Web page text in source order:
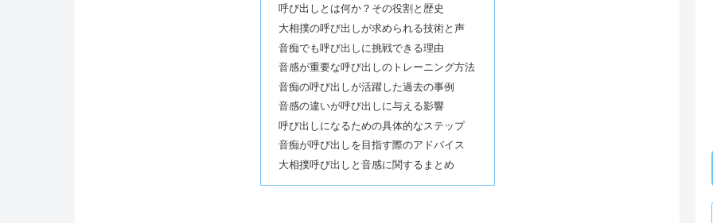
呼び出しとは何か？その役割と歴史
大相撲の呼び出しが求められる技術と声
音痴でも呼び出しに挑戦できる理由
音感が重要な呼び出しのトレーニング方法
音痴の呼び出しが活躍した過去の事例
音感の違いが呼び出しに与える影響
呼び出しになるための具体的なステップ
音痴が呼び出しを目指す際のアドバイス
大相撲呼び出しと音感に関するまとめ